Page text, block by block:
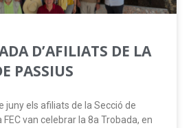
D’AFILIATS DE LA
PASSIUS
juny els afiliats de la Secció de
FEC van celebrar la 8a Trobada, en